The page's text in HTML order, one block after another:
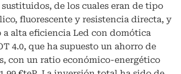
sustituidos, de los cuales eran de tipo
fluorescente y resistencia directa, y
a alta eficiencia Led con domótica
4.0, que ha supuesto un ahorro de
con un ratio económico-energético